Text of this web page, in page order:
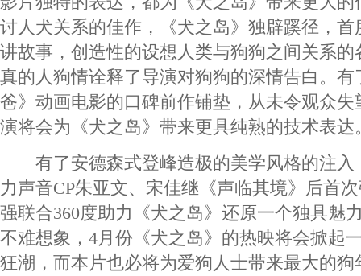
讨人犬关系的佳作，《犬之岛》独辟蹊径，
讲故事，创造性的设想人类与狗狗之间关系
真的人狗情诠释了导演对狗狗的深情告白。
爸》动画电影的口碑前作铺垫，从未令观众失
演将会为《犬之岛》带来更具纯熟的技术表达
有了安德森式登峰造极的美学风格的注入
力声音CP朱亚文、宋佳继《声临其境》后首
强联合360度助力《犬之岛》还原一个独具魅
不难想象，4月份《犬之岛》的热映将会掀起
狂潮，而本片也必将为爱狗人士带来最大的狗